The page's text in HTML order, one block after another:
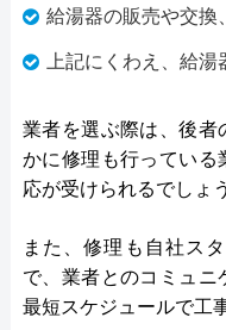
給湯器の販売や交換
上記にくわえ、給
業者を選ぶ際は、後者
かに修理も行っている
応が受けられるでしょ
また、修理も自社ス
で、業者とのコミュニ
最短スケジュールで工